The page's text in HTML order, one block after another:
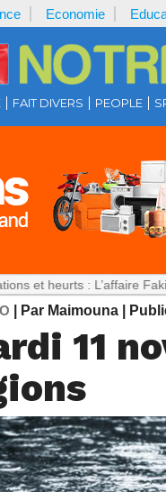
Economie
FAIT DIVERS PEOPLE
: L’affaire Fakir divise
| Par Maimouna |
11